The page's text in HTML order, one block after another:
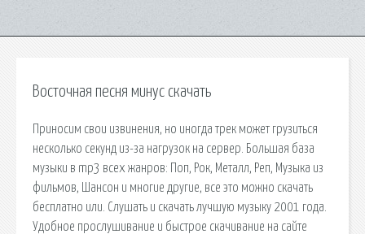
Восточная песня минус скачать
Приносим свои извинения, но иногда трек может грузиться
несколько секунд из-за нагрузок на сервер. Большая база
музыки в mp3 всех жанров: Поп, Рок, Металл, Реп, Музыка из
фильмов, Шансон и многие другие, все это можно скачать
бесплатно или. Слушать и скачать лучшую музыку 2001 года.
Удобное прослушивание и быстрое скачивание на сайте